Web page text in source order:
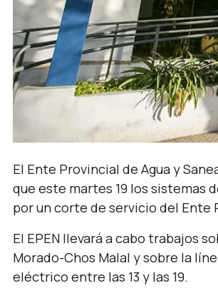
El Ente Provincial de Agua y
que este martes 19 los sistemas
por un corte de servicio del Ente
El EPEN llevará a cabo trabajos
Morado-Chos Malal y sobre la
eléctrico entre las 13 y las 19.